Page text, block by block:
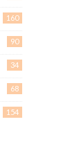
160
90
34
68
154